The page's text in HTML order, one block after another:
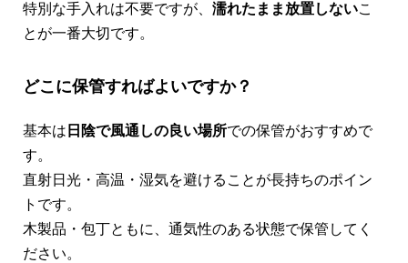
特別な手入れは不要ですが、 濡れたまま放置しないこ
とが一番大切です。
どこに保管すればよいですか？
基本は 日陰で風通しの良い場所での保管がおすすめで
す。
直射日光・高温・湿気を避けることが長持ちのポイン
トです。
木製品・包丁ともに、通気性のある状態で保管してく
ださい。